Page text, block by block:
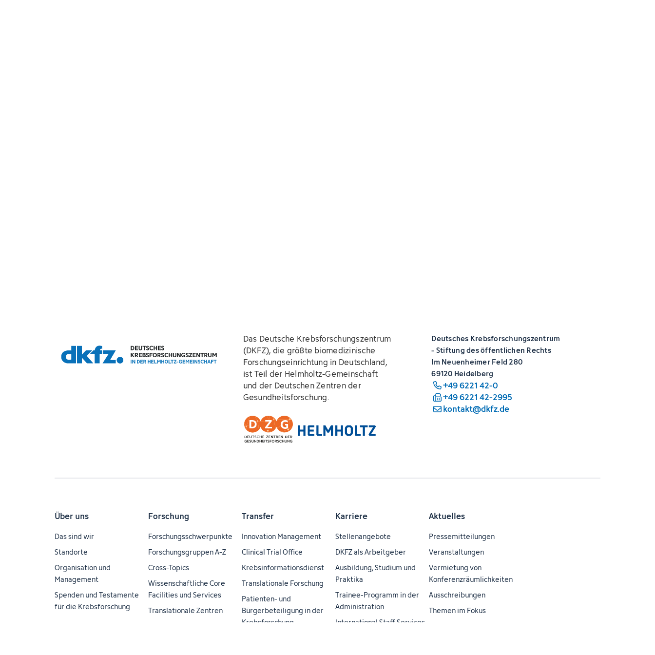
Das Deutsche Krebsforschungszentrum
(DKFZ), die größte biomedizinische
Forschungseinrichtung in Deutschland,
ist Teil der Helmholtz-Gemeinschaft
und der Deutschen Zentren der
Gesundheitsforschung.
Deutsches Krebsforschungszentrum
- Stiftung des öffentlichen Rechts
Im Neuenheimer Feld 280
69120 Heidelberg
+49 6221 42-0
+49 6221 42-2995
kontakt@dkfz.de
Über uns
Das sind wir
Standorte
Organisation und
Management
Spenden und Testamente
für die Krebsforschung
Forschung
Forschungsschwerpunkte
Forschungsgruppen A-Z
Cross-Topics
Wissenschaftliche Core
Facilities und Services
Translationale Zentren
Transfer
Innovation Management
Clinical Trial Office
Krebsinformationsdienst
Translationale Forschung
Patienten- und
Bürgerbeteiligung in der
Krebsforschung
Karriere
Stellenangebote
DKFZ als Arbeitgeber
Ausbildung, Studium und
Praktika
Trainee-Programm in der
Administration
International Staff Services
Aktuelles
Pressemitteilungen
Veranstaltungen
Vermietung von
Konferenzräumlichkeiten
Ausschreibungen
Themen im Fokus